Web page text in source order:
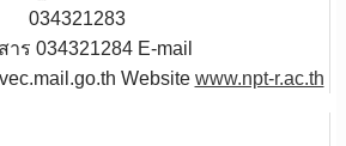
034321283
าร 034321284 E-mail
Website www.npt-r.ac.th